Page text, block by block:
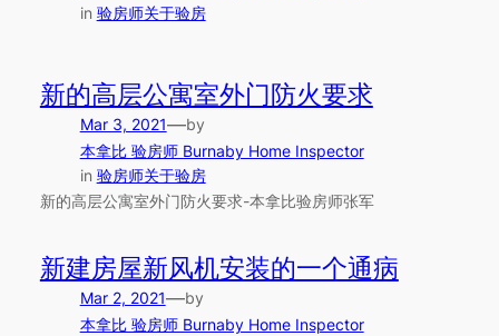
in 验房师关于验房
新的高层公寓室外门防火要求
Mar 3, 2021—by
本拿比 验房师 Burnaby Home Inspector
in 验房师关于验房
新的高层公寓室外门防火要求-本拿比验房师张军
新建房屋新风机安装的一个通病
Mar 2, 2021—by
本拿比 验房师 Burnaby Home Inspector